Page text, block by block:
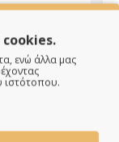
cookies.
ενώ άλλα μας
ιστότοπου.